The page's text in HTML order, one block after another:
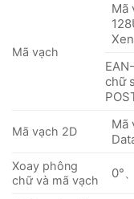
Mã vạch
Mã
chữ
Mã vạch 2D
Mã
Xoay phông
chữ và mã vạch
0°